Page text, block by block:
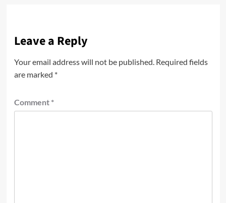
Leave a Reply
Your email address will not be published. Required fields
are marked *
Comment *